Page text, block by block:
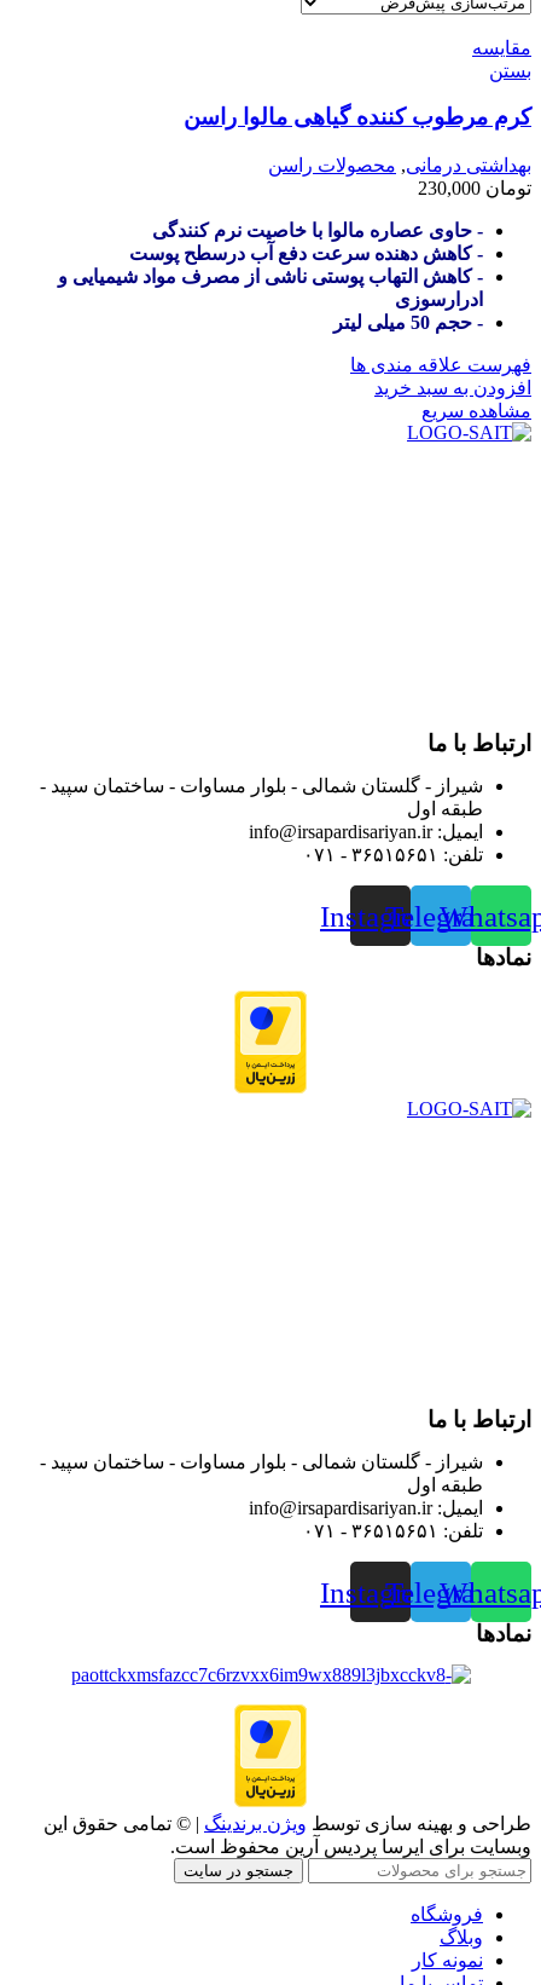
مقایسه
بستن
کرم مرطوب کننده گیاهی مالوا راسن
بهداشتی درمانی, محصولات راسن
تومان
- حاوی عصاره مالوا با خاصیت نرم کنندگی
- کاهش دهنده سرعت دفع آب درسطح پوست
- کاهش التهاب پوستی ناشی از مصرف مواد شیمیایی و
ادرارسوزی
- حجم 50 میلی لیتر
فهرست علاقه مندی ها
افزودن به سبد خرید
مشاهده سریع
ارتباط با ما
شیراز - گلستان شمالی - بلوار مساوات - ساختمان سپید -
طبقه اول
ایمیل: info@irsapardisariyan.ir
تلفن: ۳۶۵۱۵۶۵۱ - ۰۷۱
Telegram
Instagram
نمادها
ارتباط با ما
شیراز - گلستان شمالی - بلوار مساوات - ساختمان سپید -
طبقه اول
ایمیل: info@irsapardisariyan.ir
تلفن: ۳۶۵۱۵۶۵۱ - ۰۷۱
Telegram
Instagram
نمادها
طراحی و بهینه سازی توسط ویژن برندینگ | © تمامی حقوق این
وبسایت برای ایرسا پردیس آرین محفوظ است.
جستجو در سایت
فروشگاه
وبلاگ
نمونه کار